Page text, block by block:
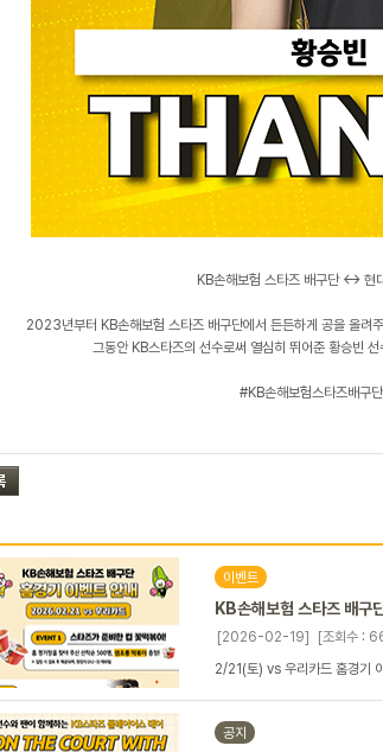
KB손해보험 스타즈 배구단 ↔ 현
2023년부터 KB손해보험 스타즈 배구단에서 든든하게 공을 올려
그동안 KB스타즈의 선수로써 열심히 뛰어준 황승빈
#KB손해보험스타즈배구
이벤트
KB손해보험 스타즈 배
[2026-02-19] [조회수 :
2/21(토) vs 우리카드 홈경기
공지